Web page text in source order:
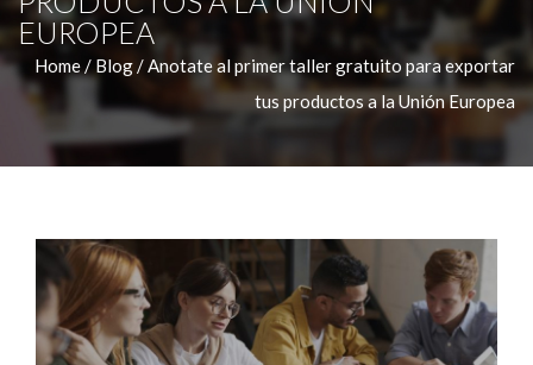
EUROPEA
Home / Blog / Anotate al primer taller gratuito para exportar
tus productos a la Unión Europea